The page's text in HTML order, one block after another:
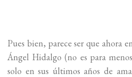
Pues bien, parece ser que ahora
Ángel Hidalgo (no es para
solo en sus últimos años de